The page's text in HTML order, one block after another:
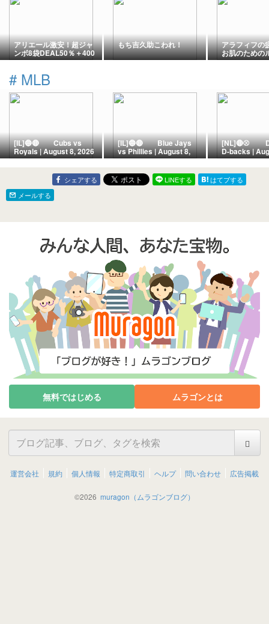
アリエール激安！超ジャ
ンボ8袋DEAL50％＋400
円OFＦ！
もち吉久助こわれ！ アラフィフの
お肌のための
ン♪毎日のケ
# MLB
[IL]🔵🔴 Cubs vs
Royals | August 8, 2026
| Kauffman Stadium
ー Suzuki and PCA
Ignite a 2nd Inning
Nightmare! Cubs Punish
Royals' Mistakes to
Secure 6-4 Road Win
[IL]🔵🔴 Blue Jays
vs Phillies | August 8,
2026 | Citizens Bank
Park ー A
Masterpiece of Attrition!
Blue Jays Topple
[NL]🔴⚾
D-backs |
2026 |
ー Desert
Blast Stuns
シェアする LINEする
はてブする
メールする
無料ではじめる ムラゴンとは
運営会社 規約 個人情報 特定商取引 ヘルプ 問い合わせ 広告掲載
©2026 muragon（ムラゴンブログ）